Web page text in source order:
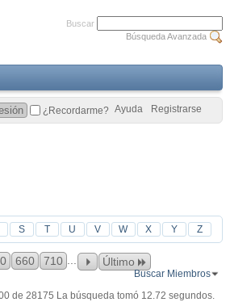
S T U V W X Y Z
660 710 Último
Buscar Miembros
de 28175 La búsqueda tomó 12.72 segundos.
Buscar
Búsqueda Avanzada
Registrarse
Ayuda
¿Recordarme?